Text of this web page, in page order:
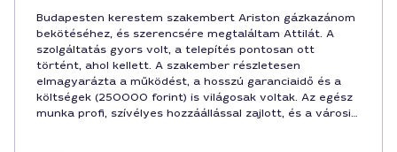
Budapesten kerestem szakembert Ariston gázkazánom
bekötéséhez, és szerencsére megtaláltam Attilát. A
szolgáltatás gyors volt, a telepítés pontosan ott
történt, ahol kellett. A szakember részletesen
elmagyarázta a működést, a hosszú garanciaidő és a
költségek (250000 forint) is világosak voltak. Az egész
munka profi, szívélyes hozzáállással zajlott, és a városi